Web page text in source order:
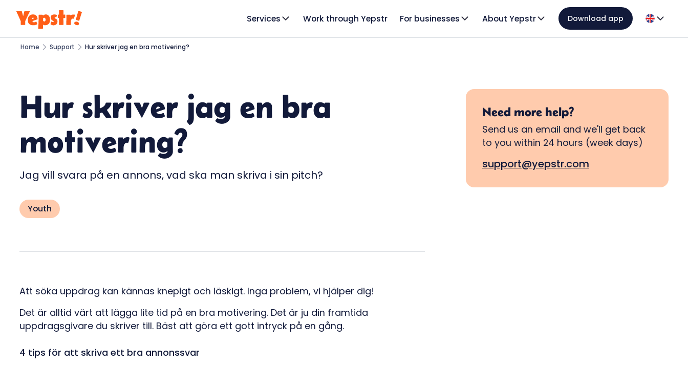
Services Work through Yepstr For businesses About Yepstr Download app
Home Support Hur skriver jag en bra motivering?
Hur skriver jag en bra
motivering?
Jag vill svara på en annons, vad ska man skriva i sin pitch?
Youth
Att söka uppdrag kan kännas knepigt och läskigt. Inga problem, vi hjälper dig!
Det är alltid värt att lägga lite tid på en bra motivering. Det är ju din framtida
uppdragsgivare du skriver till. Bäst att göra ett gott intryck på en gång.
4 tips för att skriva ett bra annonssvar
Need more help?
Send us an email and we'll get back
to you within 24 hours (week days)
support@yepstr.com